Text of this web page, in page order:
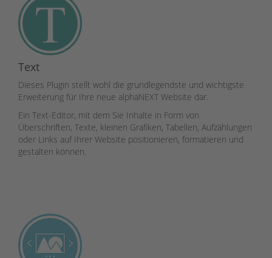
Text
Dieses Plugin stellt wohl die grundlegendste und wichtigste
Erweiterung für Ihre neue alphaNEXT Website dar.
Ein Text-Editor, mit dem Sie Inhalte in Form von
Überschriften, Texte, kleinen Grafiken, Tabellen, Aufzählungen
oder Links auf Ihrer Website positionieren, formatieren und
gestalten können.